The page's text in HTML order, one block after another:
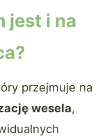
jest i na
przejmuje na
wesela,